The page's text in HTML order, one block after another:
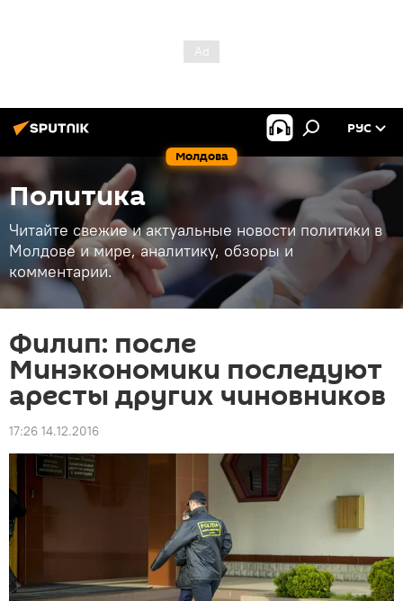
Молдова
РУС
Политика
Читайте свежие и актуальные новости политики в
Молдове и мире, аналитику, обзоры и
комментарии.
Филип: после
Минэкономики последуют
аресты других чиновников
17:26 14.12.2016